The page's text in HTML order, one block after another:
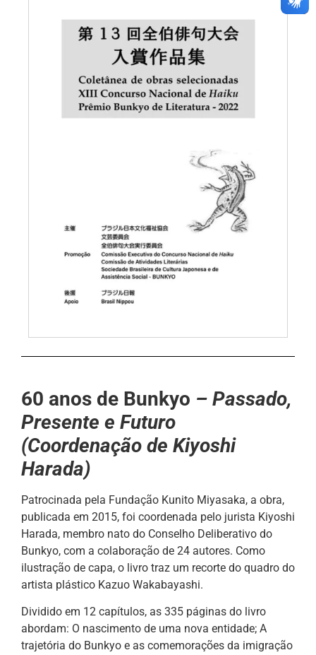
60 anos de Bunkyo – Passado,
Presente e Futuro
(Coordenação de Kiyoshi
Harada)
Patrocinada pela Fundação Kunito Miyasaka, a obra,
publicada em 2015, foi coordenada pelo jurista Kiyoshi
Harada, membro nato do Conselho Deliberativo do
Bunkyo, com a colaboração de 24 autores. Como
ilustração de capa, o livro traz um recorte do quadro do
artista plástico Kazuo Wakabayashi.
Dividido em 12 capítulos, as 335 páginas do livro
abordam: O nascimento de uma nova entidade; A
trajetória do Bunkyo e as comemorações da imigração